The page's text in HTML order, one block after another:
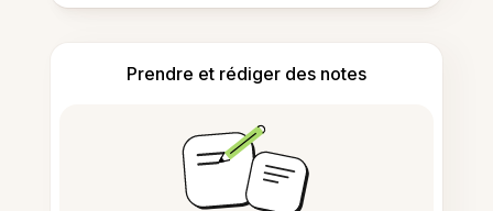
Prendre et rédiger des notes